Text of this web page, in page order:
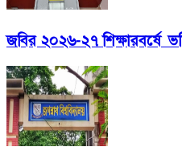
জবির ২০২৬-২৭ শিক্ষারবর্ষে